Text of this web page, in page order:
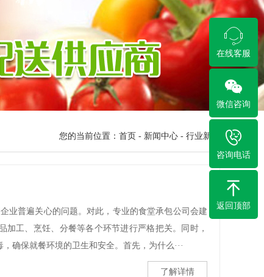
您的当前位置： 首页 - 新闻中心 - 行业新闻
业普遍关心的问题。对此，专业的食堂承包公司会建
工、烹饪、分餐等各个环节进行严格把关。同时，
确保就餐环境的卫生和安全。首先，为什么···
了解详情
在线客服
微信咨询
咨询电话
返回顶部